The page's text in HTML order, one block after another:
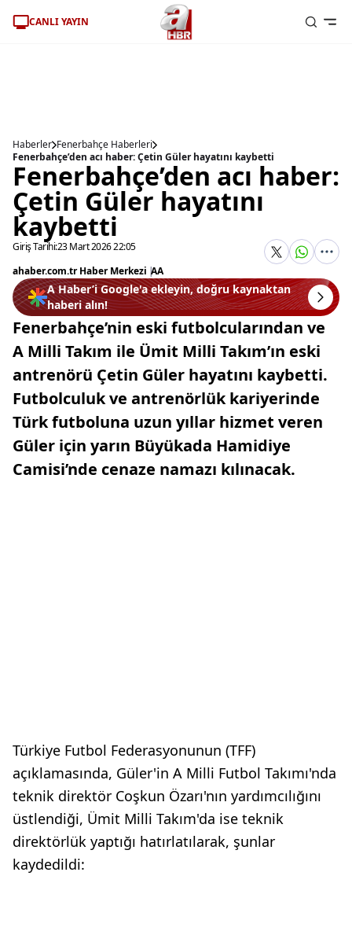
CANLI YAYIN
Haberler Fenerbahçe Haberleri
Fenerbahçe’den acı haber: Çetin Güler hayatını kaybetti
Fenerbahçe’den acı haber:
Çetin Güler hayatını
kaybetti
Giriş Tarihi:23 Mart 2026 22:05
ahaber.com.tr Haber Merkezi |AA
A Haber’i Google'a ekleyin, doğru kaynaktan
haberi alın!
Fenerbahçe’nin eski futbolcularından ve
A Milli Takım ile Ümit Milli Takım’ın eski
antrenörü Çetin Güler hayatını kaybetti.
Futbolculuk ve antrenörlük kariyerinde
Türk futboluna uzun yıllar hizmet veren
Güler için yarın Büyükada Hamidiye
Camisi’nde cenaze namazı kılınacak.
Türkiye Futbol Federasyonunun (TFF)
açıklamasında, Güler'in A Milli Futbol Takımı'nda
teknik direktör Coşkun Özarı'nın yardımcılığını
üstlendiği, Ümit Milli Takım'da ise teknik
direktörlük yaptığı hatırlatılarak, şunlar
kaydedildi: